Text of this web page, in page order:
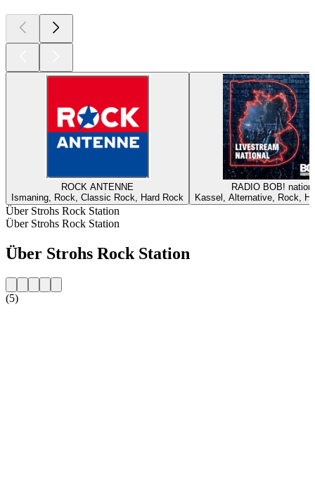
ROCK ANTENNE
Ismaning, Rock, Classic Rock, Hard Rock
RADIO BOB!
Kassel, Alternative, Rock,
Über Strohs Rock Station
Über Strohs Rock Station
Über Strohs Rock Station
(5)